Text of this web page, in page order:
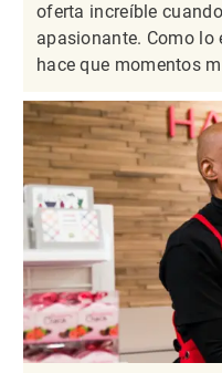
oferta increíble
apasionante. Como lo
hace que momentos